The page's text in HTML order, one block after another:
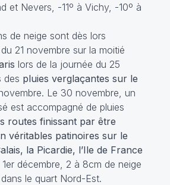
et Nevers, -11º à Vichy, -10º à
de neige sont dès lors
21 novembre sur la moitié
lors de la journée du 25
des pluies verglaçantes sur le
Le 30 novembre, un
est accompagné de pluies
routes finissant par être
véritables patinoires sur le
la Picardie, l’Ile de France
1er décembre, 2 à 8cm de neige
le quart Nord-Est.